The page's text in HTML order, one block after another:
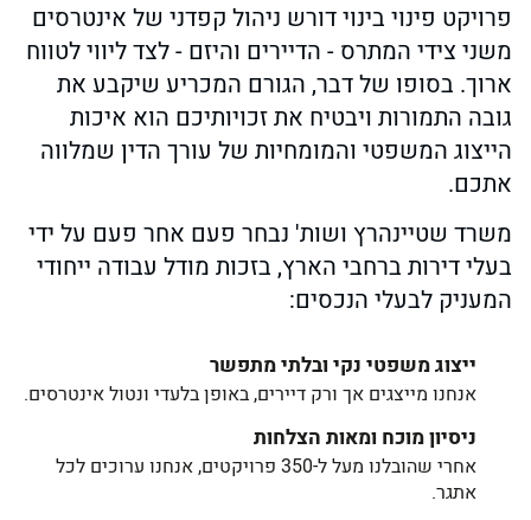
פרויקט פינוי בינוי דורש ניהול קפדני של אינטרסים
משני צידי המתרס - הדיירים והיזם - לצד ליווי לטווח
ארוך. בסופו של דבר, הגורם המכריע שיקבע את
גובה התמורות ויבטיח את זכויותיכם הוא איכות
הייצוג המשפטי והמומחיות של עורך הדין שמלווה
אתכם.
משרד שטיינהרץ ושות' נבחר פעם אחר פעם על ידי
בעלי דירות ברחבי הארץ, בזכות מודל עבודה ייחודי
המעניק לבעלי הנכסים:
ייצוג משפטי נקי ובלתי מתפשר
אנחנו מייצגים אך ורק דיירים, באופן בלעדי ונטול אינטרסים.
ניסיון מוכח ומאות הצלחות
אחרי שהובלנו מעל ל-350 פרויקטים, אנחנו ערוכים לכל
אתגר.